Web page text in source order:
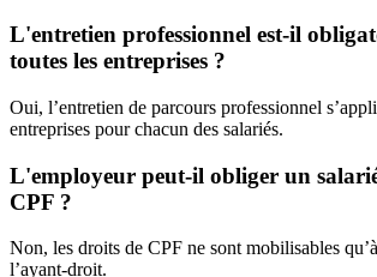
L'entretien professionnel est-il
toutes les entreprises ?
Oui, l’entretien de parcours professionnel
entreprises pour chacun des salariés.
L'employeur peut-il obliger un
CPF ?
Non, les droits de CPF ne sont mobilisables
l’ayant-droit.